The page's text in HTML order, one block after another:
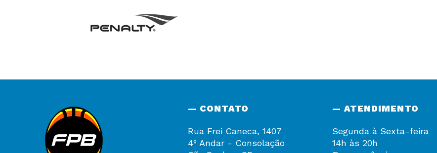
— CONTATO
Rua Frei Caneca, 1407
4º Andar - Consolação
— ATENDIMENTO
Segunda à Sexta-feira
14h às 20h